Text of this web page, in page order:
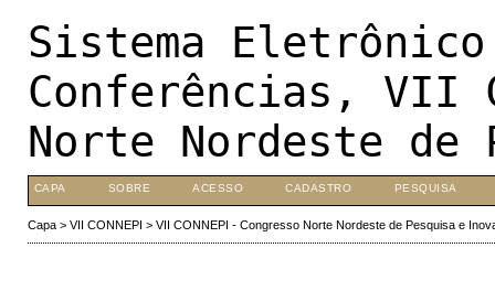
Sistema
Conferências, VII
Norte Nordeste de
CAPA SOBRE ACESSO CADASTRO PESQUISA
Capa> VII CONNEPI > VII CONNEPI - Congresso Norte Nordeste de Pesquisa e